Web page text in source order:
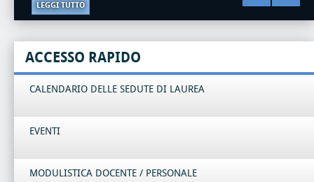
LEGGI TUTTO
ACCESSO RAPIDO
CALENDARIO DELLE SEDUTE DI LAUREA
EVENTI
MODULISTICA DOCENTE / PERSONALE